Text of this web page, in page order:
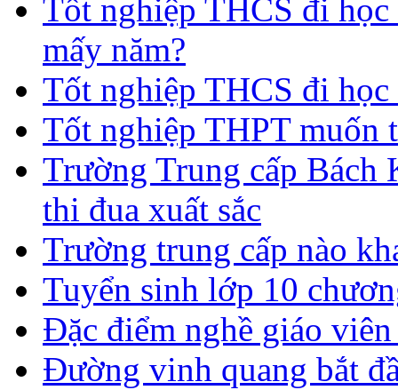
Tốt nghiệp THCS đi
mấy năm?
Tốt nghiệp THCS đi
Tốt nghiệp THPT muốn
Trường Trung cấp Bách
thi đua xuất sắc
Trường trung cấp nào
Tuyển sinh lớp 10
Đặc điểm nghề giáo
Đường vinh quang bắt